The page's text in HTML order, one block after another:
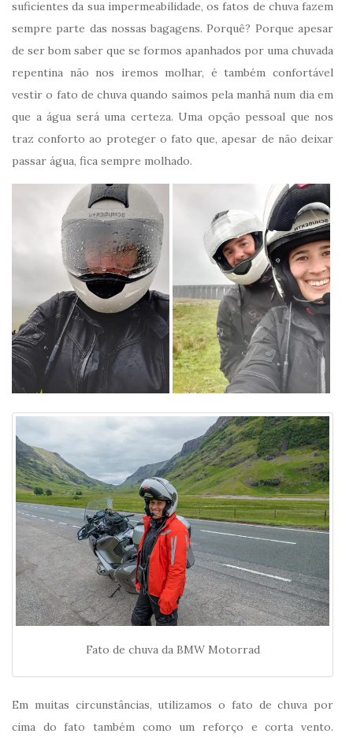
suficientes da sua impermeabilidade, os fatos de chuva fazem
sempre parte das nossas bagagens. Porquê? Porque apesar
de ser bom saber que se formos apanhados por uma chuvada
repentina não nos iremos molhar, é também confortável
vestir o fato de chuva quando saímos pela manhã num dia em
que a água será uma certeza. Uma opção pessoal que nos
traz conforto ao proteger o fato que, apesar de não deixar
passar água, fica sempre molhado.
Fato de chuva da BMW Motorrad
Em muitas circunstâncias, utilizamos o fato de chuva por
cima do fato também como um reforço e corta vento.